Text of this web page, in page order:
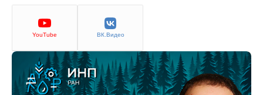
Кафедра МФТИ
Аспирантура
YouTube ВК.Видео